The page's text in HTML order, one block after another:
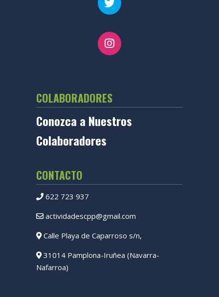
COLABORADORES
Conozca a Nuestros
Colaboradores
CONTACTO
622 723 937
actividadescpp@gmail.com
Calle Playa de Caparroso s/n,
31014 Pamplona-Iruñea (Navarra-
Nafarroa)